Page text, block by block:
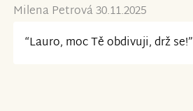
Milena Petrová 30.11.2025
“Lauro, moc Tě obdivuji, drž se!”